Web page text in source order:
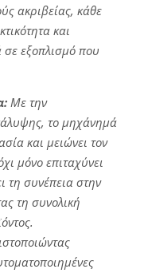
ακριβείας, κάθε
και
εξοπλισμό που
Με την
το μηχάνημά
και μειώνει τον
μόνο επιταχύνει
τη συνέπεια στην
τη συνολική